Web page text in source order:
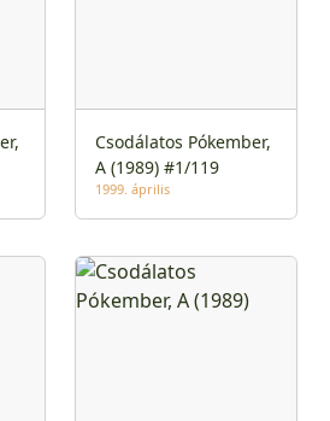
Csodálatos Pókember,
A (1989) #1/119
1999. április